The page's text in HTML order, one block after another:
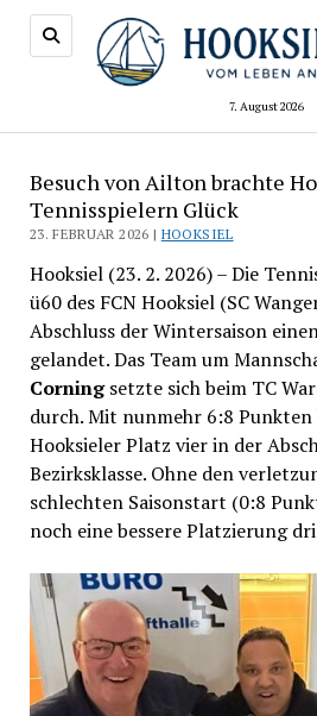
7. August 2026
Besuch von Ailton brachte
Tennisspielern Glück
23. FEBRUAR 2026 | HOOKSIEL
Hooksiel (23. 2. 2026) – Die
ü60 des FCN Hooksiel (SC
Abschluss der Wintersaison
gelandet. Das Team um
Corningsetzte sich beim TC
durch. Mit nunmehr 6:8 Punkten
Hooksieler Platz vier in der
Bezirksklasse. Ohne den
schlechten Saisonstart (0:8
noch eine bessere Platzierung